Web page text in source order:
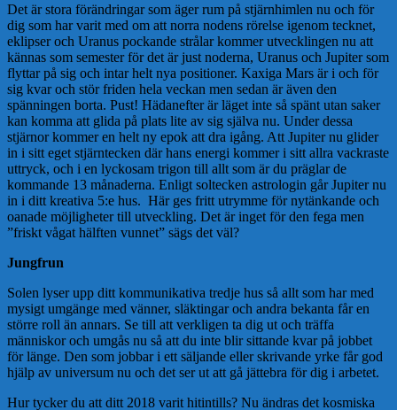
Det är stora förändringar som äger rum på stjärnhimlen nu och för
dig som har varit med om att norra nodens rörelse igenom tecknet,
eklipser och Uranus pockande strålar kommer utvecklingen nu att
kännas som semester för det är just noderna, Uranus och Jupiter som
flyttar på sig och intar helt nya positioner. Kaxiga Mars är i och för
sig kvar och stör friden hela veckan men sedan är även den
spänningen borta. Pust! Hädanefter är läget inte så spänt utan saker
kan komma att glida på plats lite av sig själva nu. Under dessa
stjärnor kommer en helt ny epok att dra igång. Att Jupiter nu glider
in i sitt eget stjärntecken där hans energi kommer i sitt allra vackraste
uttryck, och i en lyckosam trigon till allt som är du präglar de
kommande 13 månaderna. Enligt soltecken astrologin går Jupiter nu
in i ditt kreativa 5:e hus. Här ges fritt utrymme för nytänkande och
oanade möjligheter till utveckling. Det är inget för den fega men
”friskt vågat hälften vunnet” sägs det väl?
Jungfrun
Solen lyser upp ditt kommunikativa tredje hus så allt som har med
mysigt umgänge med vänner, släktingar och andra bekanta får en
större roll än annars. Se till att verkligen ta dig ut och träffa
människor och umgås nu så att du inte blir sittande kvar på jobbet
för länge. Den som jobbar i ett säljande eller skrivande yrke får god
hjälp av universum nu och det ser ut att gå jättebra för dig i arbetet.
Hur tycker du att ditt 2018 varit hitintills? Nu ändras det kosmiska